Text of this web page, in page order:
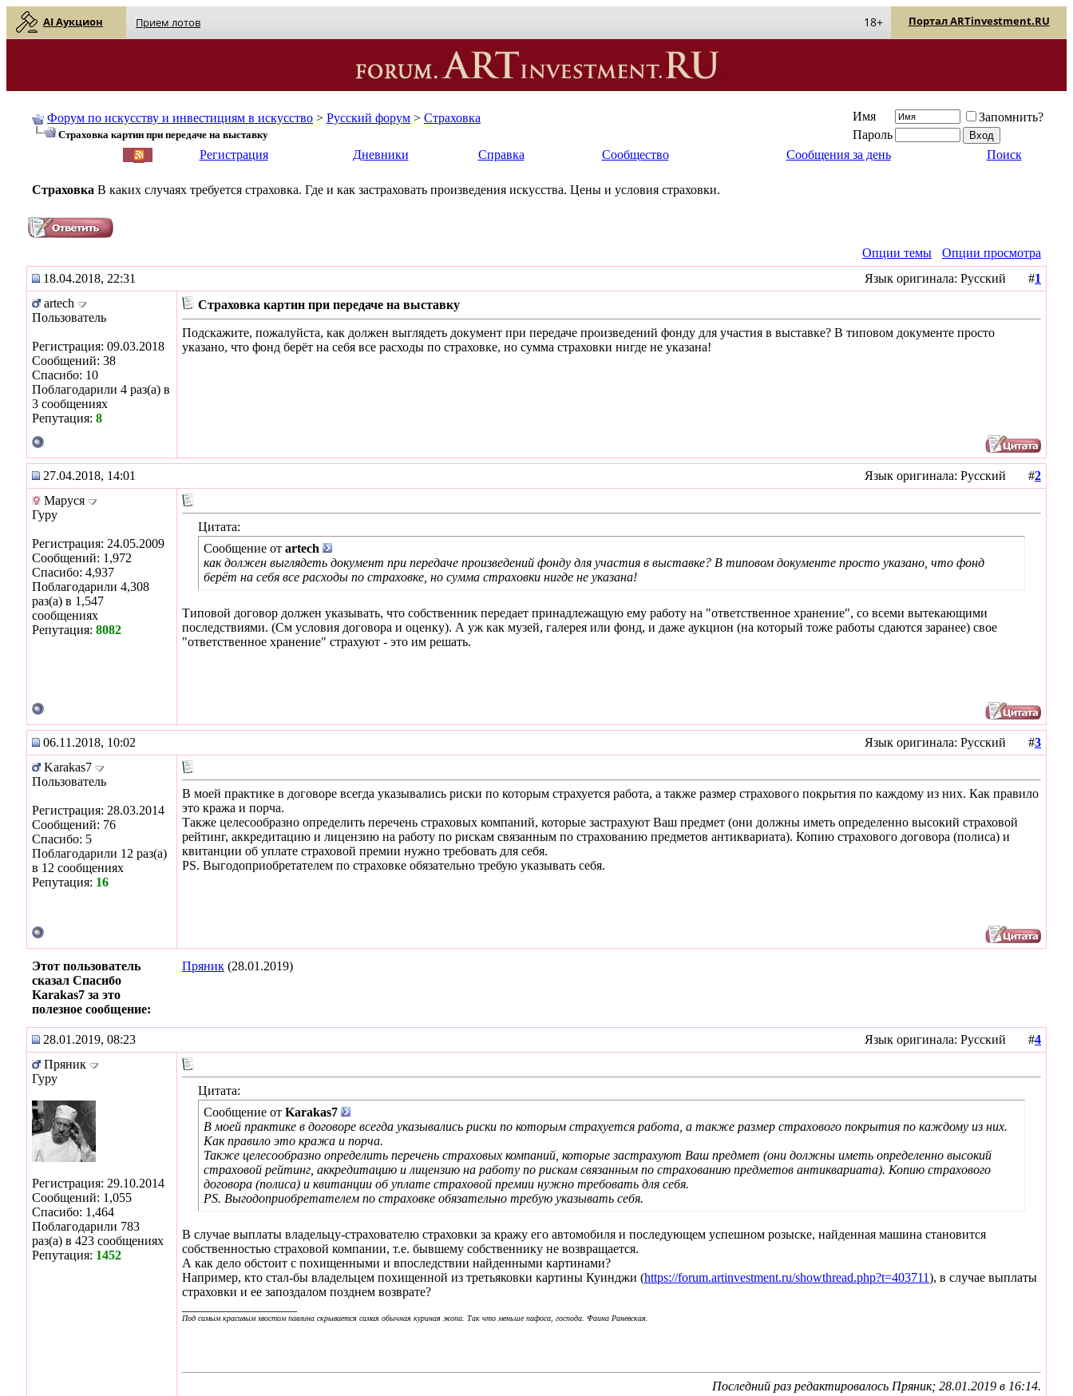
AI Аукцион Прием лотов Портал ARTinvestment.RU
18+
Форум по искусству и инвестициям в искусство > Русский форум > Страховка
Страховка картин при передаче на выставку
Имя
Запомнить?
Пароль
Регистрация Дневники Справка Сообщество Сообщения за день Поиск
Страховка В каких случаях требуется страховка. Где и как застраховать произведения искусства. Цены и условия страховки.
Опции темы
Опции просмотра
18.04.2018, 22:31
Язык оригинала: Русский #1
artech
Пользователь
Регистрация: 09.03.2018
Сообщений: 38
Спасибо: 10
Поблагодарили 4 раз(а) в
3 сообщениях
Репутация: 8
Страховка картин при передаче на выставку
Подскажите, пожалуйста, как должен выглядеть документ при передаче произведений фонду для участия в выставке? В типовом документе просто
указано, что фонд берёт на себя все расходы по страховке, но сумма страховки нигде не указана!
27.04.2018, 14:01 Язык оригинала: Русский #2
Маруся
Гуру
Регистрация: 24.05.2009
Сообщений: 1,972
Спасибо: 4,937
Поблагодарили 4,308
раз(а) в 1,547
сообщениях
Репутация: 8082
Цитата:
Сообщение от artech
как должен выглядеть документ при передаче произведений фонду для участия в выставке? В типовом документе просто указано, что фонд
берёт на себя все расходы по страховке, но сумма страховки нигде не указана!
Типовой договор должен указывать, что собственник передает принадлежащую ему работу на "ответственное хранение", со всеми вытекающими
последствиями. (См условия договора и оценку). А уж как музей, галерея или фонд, и даже аукцион (на который тоже работы сдаются заранее) свое
"ответственное хранение" страхуют - это им решать.
06.11.2018, 10:02 Язык оригинала: Русский #3
Karakas7
Пользователь
Регистрация: 28.03.2014
Сообщений: 76
Спасибо: 5
Поблагодарили 12 раз(а)
в 12 сообщениях
Репутация: 16
В моей практике в договоре всегда указывались риски по которым страхуется работа, а также размер страхового покрытия по каждому из них. Как правило
это кража и порча.
Также целесообразно определить перечень страховых компаний, которые застрахуют Ваш предмет (они должны иметь определенно высокий страховой
рейтинг, аккредитацию и лицензию на работу по рискам связанным по страхованию предметов антиквариата). Копию страхового договора (полиса) и
квитанции об уплате страховой премии нужно требовать для себя.
PS. Выгодоприобретателем по страховке обязательно требую указывать себя.
Этот пользователь
сказал Спасибо
Karakas7 за это
полезное сообщение:
Пряник (28.01.2019)
28.01.2019, 08:23 Язык оригинала: Русский #4
Пряник
Гуру
Регистрация: 29.10.2014
Сообщений: 1,055
Спасибо: 1,464
Поблагодарили 783
раз(а) в 423 сообщениях
Репутация: 1452
Цитата:
Сообщение от Karakas7
В моей практике в договоре всегда указывались риски по которым страхуется работа, а также размер страхового покрытия по каждому из них.
Как правило это кража и порча.
Также целесообразно определить перечень страховых компаний, которые застрахуют Ваш предмет (они должны иметь определенно высокий
страховой рейтинг, аккредитацию и лицензию на работу по рискам связанным по страхованию предметов антиквариата). Копию страхового
договора (полиса) и квитанции об уплате страховой премии нужно требовать для себя.
PS. Выгодоприобретателем по страховке обязательно требую указывать себя.
В случае выплаты владельцу-страхователю страховки за кражу его автомобиля и последующем успешном розыске, найденная машина становится
собственностью страховой компании, т.е. бывшему собственнику не возвращается.
А как дело обстоит с похищенными и впоследствии найденными картинами?
Например, кто стал-бы владельцем похищенной из третьяковки картины Куинджи (https://forum.artinvestment.ru/showthread.php?t=403711), в случае выплаты
страховки и ее запоздалом позднем возврате?
Под самым красивым хвостом павлина скрывается самая обычная куриная жопа. Так что меньше пафоса, господа. Фаина Раневская.
Последний раз редактировалось Пряник; 28.01.2019 в 16:14.